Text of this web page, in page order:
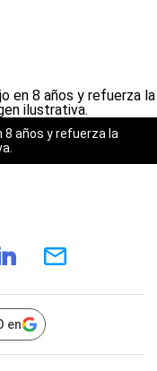
8 años y refuerza la
en